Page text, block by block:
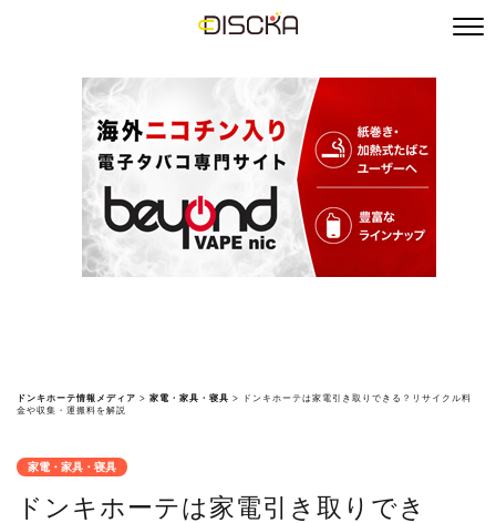
ドンキホーテ情報メディア > 家電・家具・寝具 >
ドンキホーテは家電引き取りできる？リサイクル料
金や収集・運搬料を解説
家電・家具・寝具
ドンキホーテは家電引き取りでき